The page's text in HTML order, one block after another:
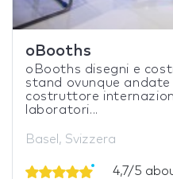
oBooths
oBooths disegni e
stand ovunque
costruttore
laboratori...
Basel, Svizzera
4,7/5